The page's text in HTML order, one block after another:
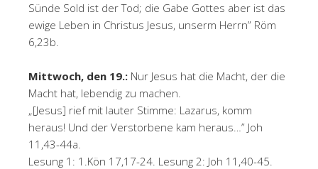
Sünde Sold ist der Tod; die Gabe Gottes aber ist das
ewige Leben in Christus Jesus, unserm Herrn” Röm
6,23b.
Mittwoch, den 19.: Nur Jesus hat die Macht, der die
Macht hat, lebendig zu machen.
„[Jesus] rief mit lauter Stimme: Lazarus, komm
heraus! Und der Verstorbene kam heraus…” Joh
11,43-44a.
Lesung 1: 1.Kön 17,17-24. Lesung 2: Joh 11,40-45.